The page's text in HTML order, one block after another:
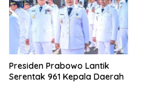
Presiden Prabowo Lantik
Serentak 961 Kepala Daerah